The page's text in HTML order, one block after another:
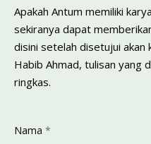
Apakah Antum memiliki
sekiranya dapat
disini setelah disetujui akan
Habib Ahmad, tulisan yang
ringkas.
Nama *